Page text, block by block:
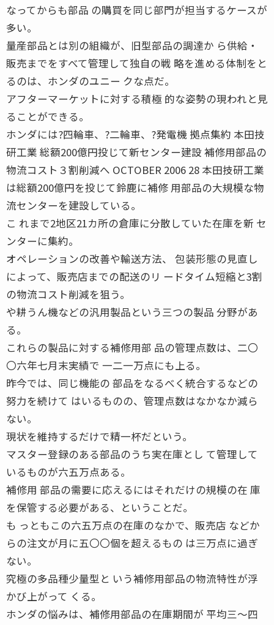
なってからも部品 の購買を同じ部門が担当するケースが
多い。
量産部品とは別の組織が、旧型部品の調達か ら供給・
販売までをすべて管理して独自の戦 略を進める体制をと
るのは、ホンダのユニー クな点だ。
アフターマーケットに対する積極 的な姿勢の現われと見
ることができる。
ホンダには?四輪車、?二輪車、?発電機 拠点集約 本田技
研工業 総額200億円投じて新センター建設 補修用部品の
物流コスト３割削減へ OCTOBER 2006 28 本田技研工業
は総額200億円を投じて鈴鹿に補修 用部品の大規模な物
流センターを建設している。
こ れまで2地区21カ所の倉庫に分散していた在庫を新 セ
ンターに集約。
オペレーションの改善や輸送方法、 包装形態の見直し
によって、販売店までの配送のリ ードタイム短縮と3割
の物流コスト削減を狙う。
や耕うん機などの汎用製品という三つの製品 分野があ
る。
これらの製品に対する補修用部 品の管理点数は、二〇
〇六年七月末実績で 一二一万点にも上る。
昨今では、同じ機能の 部品をなるべく統合するなどの
努力を続けて はいるものの、管理点数はなかなか減ら
ない。
現状を維持するだけで精一杯だという。
マスター登録のある部品のうち実在庫とし て管理して
いるものが六五万点ある。
補修用 部品の需要に応えるにはそれだけの規模の在 庫
を保管する必要がある、ということだ。
も っともこの六五万点の在庫のなかで、販売店 などか
らの注文が月に五〇〇個を超えるもの は三万点に過ぎ
ない。
究極の多品種少量型と いう補修用部品の物流特性が浮
かび上がって くる。
ホンダの悩みは、補修用部品の在庫期間が 平均三〜四